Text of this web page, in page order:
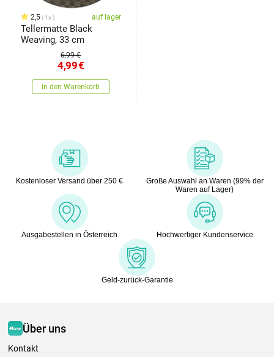
2,5 1x auf lager
Tellermatte Black
Weaving, 33 cm
6,99 €
4,99€
In den Warenkorb
Kostenloser Versand über 250 €
Große Auswahl an Waren (99% der
Waren auf Lager)
Ausgabestellen in Österreich Hochwertiger Kundenservice
Geld-zurück-Garantie
Über uns
Kontakt